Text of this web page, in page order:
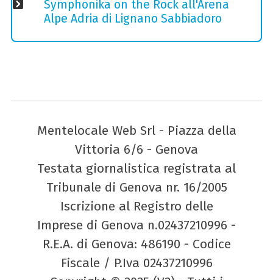
Symphonika on the Rock all'Arena
Alpe Adria di Lignano Sabbiadoro
Mentelocale Web Srl - Piazza della
Vittoria 6/6 - Genova
Testata giornalistica registrata al
Tribunale di Genova nr. 16/2005
Iscrizione al Registro delle
Imprese di Genova n.02437210996 -
R.E.A. di Genova: 486190 - Codice
Fiscale / P.Iva 02437210996